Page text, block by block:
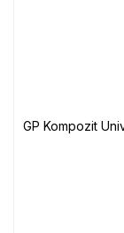
GP Kompozit